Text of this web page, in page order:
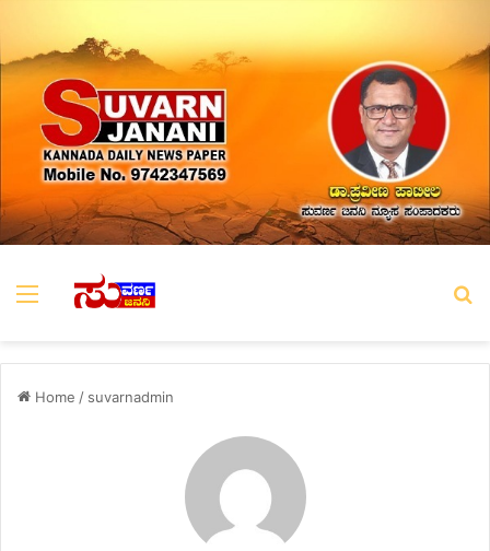
Menu
Home / suvarnadmin